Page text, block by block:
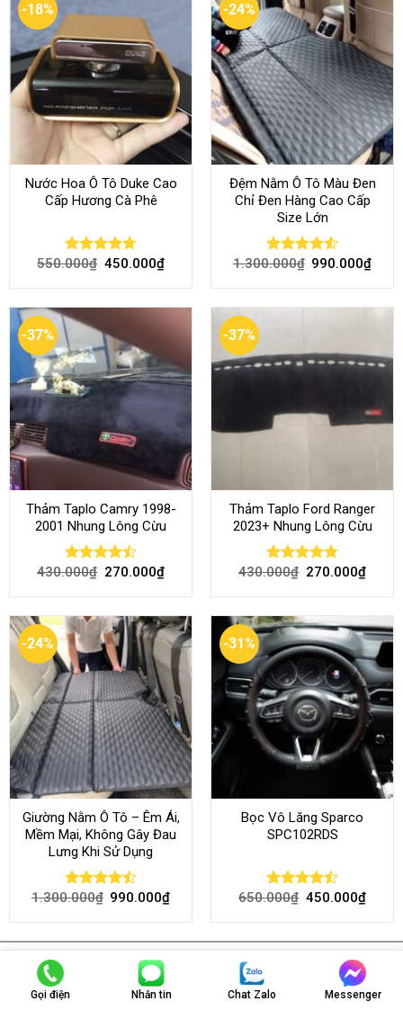
-18%
Nước Hoa Ô Tô Duke Cao
Cấp Hương Cà Phê
Rated4.70
550.000₫ 450.000₫
-24%
Đệm Nằm Ô Tô Màu Đen
Chỉ Đen Hàng Cao Cấp
Size Lớn
Rated 4.54
1.300.000₫ 990.000₫
-37%
Thảm Taplo Camry 1998-
2001 Nhung Lông Cừu
Rated
430.000₫ 270.000₫
-37%
Thảm Taplo Ford Ranger
2023+ Nhung Lông Cừu
Rated 4.80
430.000₫ 270.000₫
-24%
Giường Nằm Ô Tô – Êm Ái,
Mềm Mại, Không Gây Đau
Lưng Khi Sử Dụng
Rated
1.300.000₫ 990.000₫
-31%
Bọc Vô Lăng Sparco
SPC102RDS
Rated
650.000₫ 450.000₫
Về Chúng Tôi
Gọi điện Nhắn tin Chat Zalo Messenger